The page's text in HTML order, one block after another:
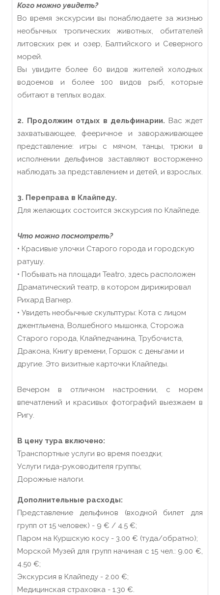
Кого можно увидеть?
Во время экскурсии вы понаблюдаете за жизнью
необычных тропических животных, обитателей
литовских рек и озер, Балтийского и Северного
морей.
Вы увидите более 60 видов жителей холодных
водоемов и более 100 видов рыб, которые
обитают в теплых водах.
2. Продолжим отдых в дельфинарии. Вас ждет
захватывающее, фееричное и завораживающее
представление: игры с мячом, танцы, трюки в
исполнении дельфинов заставляют восторженно
наблюдать за представлением и детей, и взрослых.
3. Переправа в Клайпеду.
Для желающих состоится экскурсия по Клайпеде.
Что можно посмотреть?
• Красивые улочки Старого города и городскую
ратушу.
• Побывать на площади Teatro, здесь расположен
Драматический театр, в котором дирижировал
Рихард Вагнер.
• Увидеть необычные скульптуры: Кота с лицом
джентльмена, Волшебного мышонка, Сторожа
Старого города, Клайпедчанина, Трубочиста,
Дракона, Книгу времени, Горшок с деньгами и
другие. Это визитные карточки Клайпеды.
Вечером в отличном настроении, с морем
впечатлений и красивых фотографий выезжаем в
Ригу.
В цену тура включено:
Транспортные услуги во время поездки;
Услуги гида-руководителя группы;
Дорожные налоги.
Дополнительные расходы:
Представление дельфинов (входной билет для
групп от 15 человек) - 9 € / 4.5 €;
Паром на Куршскую косу - 3.00 € (туда/обратно);
Морской Музей для групп начиная с 15 чел.: 9.00 €,
4.50 €;
Экскурсия в Клайпеду - 2.00 €;
Медицинская страховка - 1.30 €.